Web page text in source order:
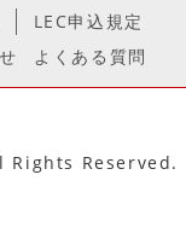
LEC申込規定
よくある質問
Rights Reserved.